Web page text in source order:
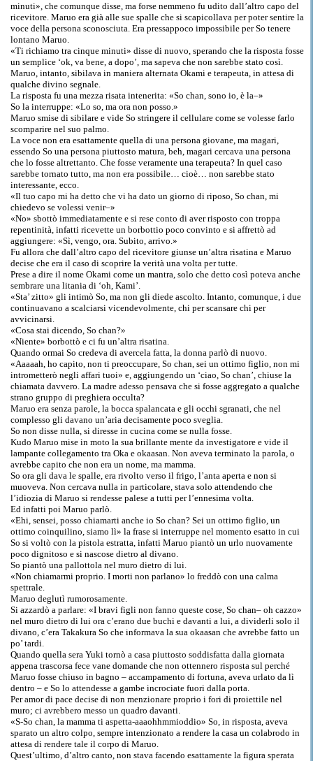
minuti», che comunque disse, ma forse nemmeno fu udito dall’altro capo del
ricevitore. Maruo era già alle sue spalle che si scapicollava per poter sentire la
voce della persona sconosciuta. Era pressappoco impossibile per So tenere
lontano Maruo.
«Ti richiamo tra cinque minuti» disse di nuovo, sperando che la risposta fosse
un semplice ‘ok, va bene, a dopo’, ma sapeva che non sarebbe stato così.
Maruo, intanto, sibilava in maniera alternata Okami e terapeuta, in attesa di
qualche divino segnale.
La risposta fu una mezza risata intenerita: «So chan, sono io, è la–»
So la interruppe: «Lo so, ma ora non posso.»
Maruo smise di sibilare e vide So stringere il cellulare come se volesse farlo
scomparire nel suo palmo.
La voce non era esattamente quella di una persona giovane, ma magari,
essendo So una persona piuttosto matura, beh, magari cercava una persona
che lo fosse altrettanto. Che fosse veramente una terapeuta? In quel caso
sarebbe tornato tutto, ma non era possibile… cioè… non sarebbe stato
interessante, ecco.
«Il tuo capo mi ha detto che vi ha dato un giorno di riposo, So chan, mi
chiedevo se volessi venir–»
«No» sbottò immediatamente e si rese conto di aver risposto con troppa
repentinità, infatti ricevette un borbottio poco convinto e si affrettò ad
aggiungere: «Sì, vengo, ora. Subito, arrivo.»
Fu allora che dall’altro capo del ricevitore giunse un’altra risatina e Maruo
decise che era il caso di scoprire la verità una volta per tutte.
Prese a dire il nome Okami come un mantra, solo che detto così poteva anche
sembrare una litania di ‘oh, Kami’.
«Sta’ zitto» gli intimò So, ma non gli diede ascolto. Intanto, comunque, i due
continuavano a scalciarsi vicendevolmente, chi per scansare chi per
avvicinarsi.
«Cosa stai dicendo, So chan?»
«Niente» borbottò e ci fu un’altra risatina.
Quando ormai So credeva di avercela fatta, la donna parlò di nuovo.
«Aaaaah, ho capito, non ti preoccupare, So chan, sei un ottimo figlio, non mi
intrometterò negli affari tuoi» e, aggiungendo un ‘ciao, So chan’, chiuse la
chiamata davvero. La madre adesso pensava che si fosse aggregato a qualche
strano gruppo di preghiera occulta?
Maruo era senza parole, la bocca spalancata e gli occhi sgranati, che nel
complesso gli davano un’aria decisamente poco sveglia.
So non disse nulla, si diresse in cucina come se nulla fosse.
Kudo Maruo mise in moto la sua brillante mente da investigatore e vide il
lampante collegamento tra Oka e okaasan. Non aveva terminato la parola, o
avrebbe capito che non era un nome, ma mamma.
So ora gli dava le spalle, era rivolto verso il frigo, l’anta aperta e non si
muoveva. Non cercava nulla in particolare, stava solo attendendo che
l’idiozia di Maruo si rendesse palese a tutti per l’ennesima volta.
Ed infatti poi Maruo parlò.
«Ehi, sensei, posso chiamarti anche io So chan? Sei un ottimo figlio, un
ottimo coinquilino, siamo lì» la frase si interruppe nel momento esatto in cui
So si voltò con la pistola estratta, infatti Maruo piantò un urlo nuovamente
poco dignitoso e si nascose dietro al divano.
So piantò una pallottola nel muro dietro di lui.
«Non chiamarmi proprio. I morti non parlano» lo freddò con una calma
spettrale.
Maruo deglutì rumorosamente.
Si azzardò a parlare: «I bravi figli non fanno queste cose, So chan– oh cazzo»
nel muro dietro di lui ora c’erano due buchi e davanti a lui, a dividerli solo il
divano, c’era Takakura So che informava la sua okaasan che avrebbe fatto un
po’ tardi.
Quando quella sera Yuki tornò a casa piuttosto soddisfatta dalla giornata
appena trascorsa fece vane domande che non ottennero risposta sul perché
Maruo fosse chiuso in bagno – accampamento di fortuna, aveva urlato da lì
dentro – e So lo attendesse a gambe incrociate fuori dalla porta.
Per amor di pace decise di non menzionare proprio i fori di proiettile nel
muro; ci avrebbero messo un quadro davanti.
«S-So chan, la mamma ti aspetta-aaaohhmmioddio» So, in risposta, aveva
sparato un altro colpo, sempre intenzionato a rendere la casa un colabrodo in
attesa di rendere tale il corpo di Maruo.
Quest’ultimo, d’altro canto, non stava facendo esattamente la figura sperata